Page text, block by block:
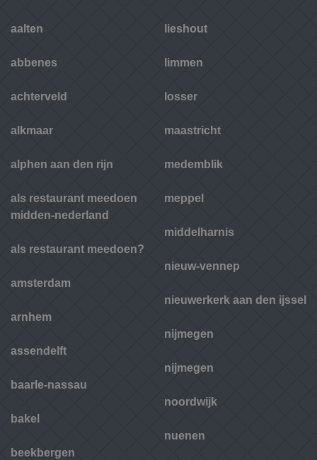
aalten
abbenes
achterveld
alkmaar
alphen aan den rijn
als restaurant meedoen
midden-nederland
als restaurant meedoen?
amsterdam
arnhem
assendelft
baarle-nassau
bakel
beekbergen
lieshout
limmen
losser
maastricht
medemblik
meppel
middelharnis
nieuw-vennep
nieuwerkerk aan den ijssel
nijmegen
nijmegen
noordwijk
nuenen